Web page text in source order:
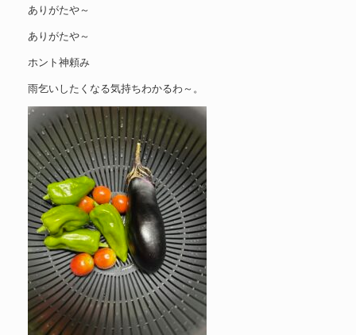
ありがたや～
ありがたや～
ホント神頼み
雨乞いしたくなる気持ちわかるわ～。